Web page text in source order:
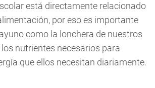
está directamente relacionado
por eso es importante
como la lonchera de nuestros
nutrientes necesarios para
que ellos necesitan diariamente.